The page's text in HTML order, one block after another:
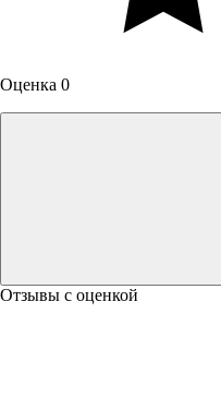
Оценка 0
Отзывы с оценкой